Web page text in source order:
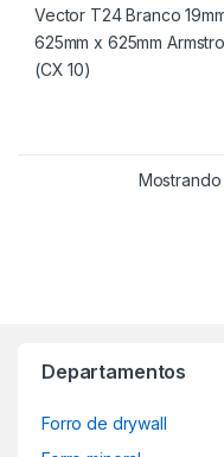
Departamentos
Forro de drywall